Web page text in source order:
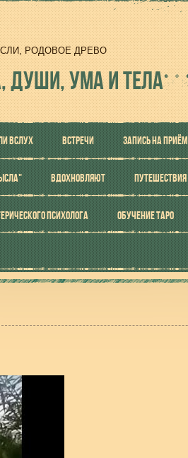
РОДОВОЕ ДРЕВО
ДУШИ, УМА И ТЕЛА
ВСЛУХ ВСТРЕЧИ ЗАПИСЬ НА ПРИЁМ
ВДОХНОВЛЯЮТ ПУТЕШЕСТВИЯ
ПСИХОЛОГА ОБУЧЕНИЕ ТАРО